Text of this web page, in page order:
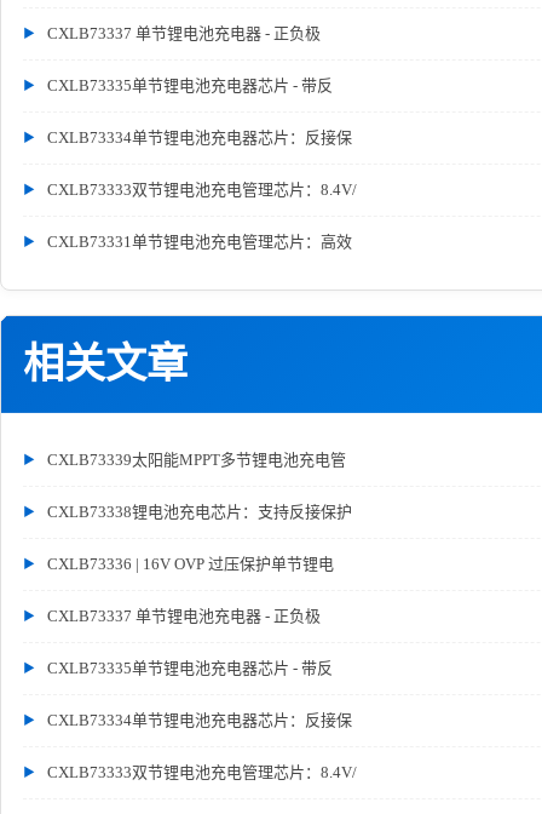
CXLB73337 单节锂电池充电器 - 正负极
CXLB73335单节锂电池充电器芯片 - 带反
CXLB73334单节锂电池充电器芯片：反接保
CXLB73333双节锂电池充电管理芯片：8.4V/
CXLB73331单节锂电池充电管理芯片：高效
相关文章
CXLB73339太阳能MPPT多节锂电池充电管
CXLB73338锂电池充电芯片：支持反接保护
CXLB73336 | 16V OVP 过压保护单节锂电
CXLB73337 单节锂电池充电器 - 正负极
CXLB73335单节锂电池充电器芯片 - 带反
CXLB73334单节锂电池充电器芯片：反接保
CXLB73333双节锂电池充电管理芯片：8.4V/